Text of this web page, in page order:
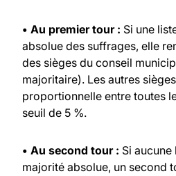
• Au premier tour : Si une
absolue des suffrages, elle
des sièges du conseil
majoritaire). Les autres
proportionnelle entre toutes
seuil de 5 %.
• Au second tour : Si
majorité absolue, un second